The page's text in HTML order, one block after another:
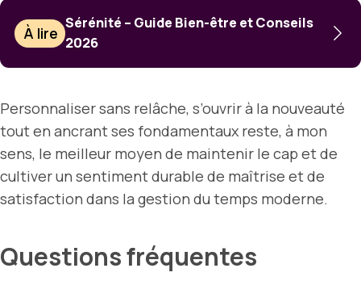
À lire
Sérénité – Guide Bien-être et Conseils
2026
Personnaliser sans relâche, s’ouvrir à la nouveauté
tout en ancrant ses fondamentaux reste, à mon
sens, le meilleur moyen de maintenir le cap et de
cultiver un sentiment durable de maîtrise et de
satisfaction dans la gestion du temps moderne.
Questions fréquentes